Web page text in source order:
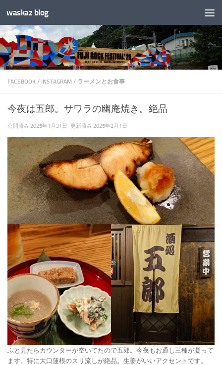
コンテンツへスキップ
waskaz blog
FACEBOOK / INSTAGRAM / ラーメンとお食事
今夜は五郎。サワラの幽庵焼き。絶品
公開済み 2025年1月31日 · 更新済み 2025年2月1日
ふと見たらカウンターが空いてたので五郎。今夜もお通し三種が凝って
ます。特に大口蓮根のスリ流しが絶品。生姜がいいアクセントです。